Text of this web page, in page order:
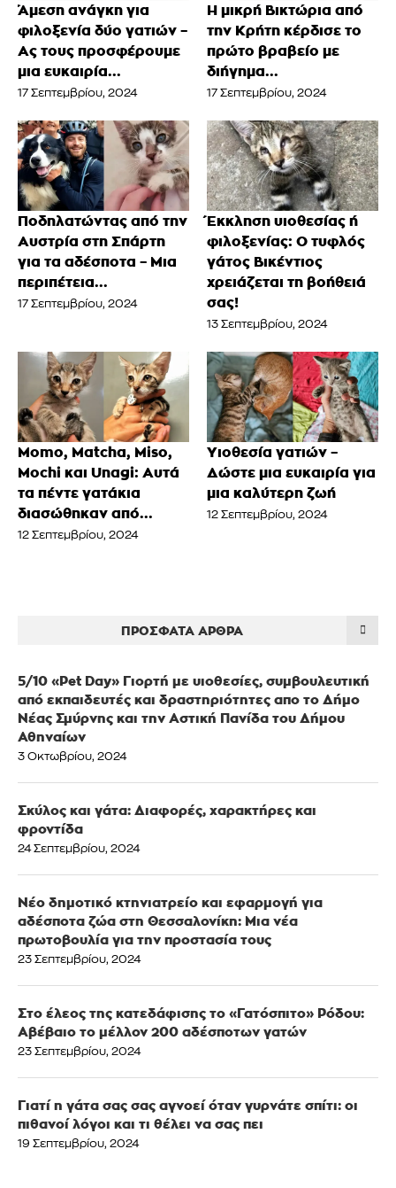
Άμεση ανάγκη για
φιλοξενία δύο γατιών –
Ας τους προσφέρουμε
μια ευκαιρία...
17 Σεπτεμβρίου, 2024
Η μικρή Βικτώρια από
την Κρήτη κέρδισε το
πρώτο βραβείο με
διήγημα...
17 Σεπτεμβρίου, 2024
Ποδηλατώντας από την
Αυστρία στη Σπάρτη
για τα αδέσποτα – Μια
περιπέτεια...
17 Σεπτεμβρίου, 2024
Έκκληση υιοθεσίας ή
φιλοξενίας: Ο τυφλός
γάτος Βικέντιος
χρειάζεται τη βοήθειά
σας!
13 Σεπτεμβρίου, 2024
Momo, Matcha, Miso,
Mochi και Unagi: Αυτά
τα πέντε γατάκια
διασώθηκαν από...
12 Σεπτεμβρίου, 2024
Υιοθεσία γατιών –
Δώστε μια ευκαιρία για
μια καλύτερη ζωή
12 Σεπτεμβρίου, 2024
ΠΡΌΣΦΑΤΑ ΆΡΘΡΑ
5/10 «Pet Day» Γιορτή με υιοθεσίες, συμβουλευτική
από εκπαιδευτές και δραστηριότητες απο το Δήμο
Νέας Σμύρνης και την Αστική Πανίδα του Δήμου
Αθηναίων
3 Οκτωβρίου, 2024
Σκύλος και γάτα: Διαφορές, χαρακτήρες και
φροντίδα
24 Σεπτεμβρίου, 2024
Νέο δημοτικό κτηνιατρείο και εφαρμογή για
αδέσποτα ζώα στη Θεσσαλονίκη: Μια νέα
πρωτοβουλία για την προστασία τους
23 Σεπτεμβρίου, 2024
Στο έλεος της κατεδάφισης το «Γατόσπιτο» Ρόδου:
Αβέβαιο το μέλλον 200 αδέσποτων γατών
23 Σεπτεμβρίου, 2024
Γιατί η γάτα σας σας αγνοεί όταν γυρνάτε σπίτι: οι
πιθανοί λόγοι και τι θέλει να σας πει
19 Σεπτεμβρίου, 2024